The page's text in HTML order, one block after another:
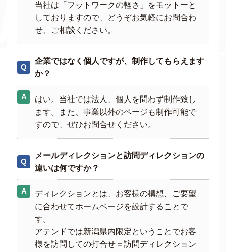
当社は「フットワークの軽さ」をモットーと
しておりますので、どうぞお気軽にお問合わ
せ、ご相談ください。
企業ではなく個人ですが、制作してもらえます
か？
はい。当社では法人、個人を問わず制作致し
ます。また、事業以外のページも制作可能で
すので、ぜひお問合せください。
メールディレクションと訪問ディレクションの
違いは何ですか？
ディレクションとは、お客様の構想、ご要望
に合わせてホームページを設計することで
す。
アテンドでは新潟県内限定ということでお客
様を訪問しての打合せ＝訪問ディレクション